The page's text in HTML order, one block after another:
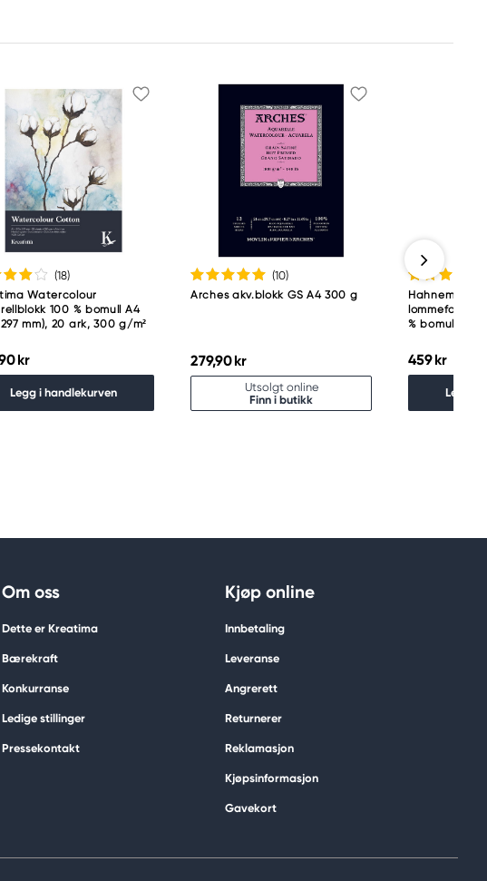
(18)
Watercolour
100 % bomull A4
mm), 20 ark, 300 g/m²
kr
Legg i handlekurven
(10)
Arches akv.blokk GS A4 300 g
279,90 kr
Utsolgt online
Finn i butikk
Hahnemühle
lommeformat
% bomull,
459 kr
Legg i
Om oss
Dette er Kreatima
Bærekraft
Konkurranse
Ledige stillinger
Pressekontakt
Kjøp online
Innbetaling
Leveranse
Angrerett
Returnerer
Reklamasjon
Kjøpsinformasjon
Gavekort